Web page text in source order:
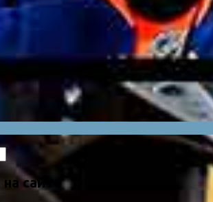
сайте